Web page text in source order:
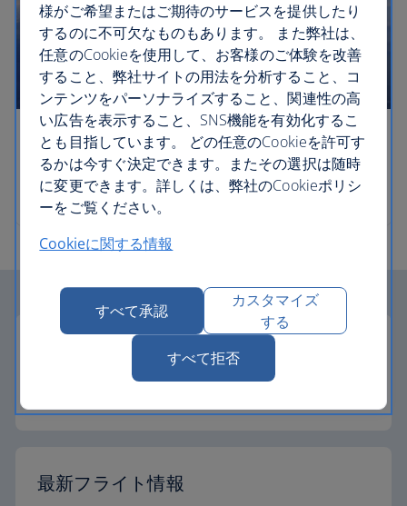
タイムテーブル
弊社のフライトスケジュールおよび就航地
就航ネットワーク
最新フライト情報
様がご希望またはご期待のサービスを提供したり
するのに不可欠なものもあります。 また弊社は、
任意のCookieを使用して、お客様のご体験を改善
すること、弊社サイトの用法を分析すること、コ
ンテンツをパーソナライズすること、関連性の高
い広告を表示すること、SNS機能を有効化するこ
とも目指しています。 どの任意のCookieを許可す
るかは今すぐ決定できます。またその選択は随時
に変更できます。詳しくは、弊社のCookieポリシ
ーをご覧ください。
Cookieに関する情報
すべて承認
カスタマイズ
する
すべて拒否